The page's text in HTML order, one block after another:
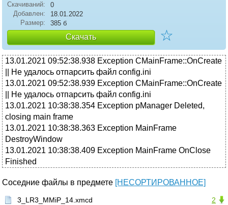
Скачиваний:
0
Добавлен:
18.01.2022
Размер:
385 б
Скачать ☆
13.01.2021 09:52:38.938 Exception CMainFrame::OnCreate
|| Не удалось отпарсить файл config.ini
13.01.2021 09:52:38.939 Exception CMainFrame::OnCreate
|| Не удалось отпарсить файл config.ini
13.01.2021 10:38:38.354 Exception pManager Deleted,
closing main frame
13.01.2021 10:38:38.363 Exception MainFrame
DestroyWindow
13.01.2021 10:38:38.409 Exception MainFrame OnClose
Finished
Соседние файлы в предмете [НЕСОРТИРОВАННОЕ]
2
3_LR3_MMiP_14.xmcd